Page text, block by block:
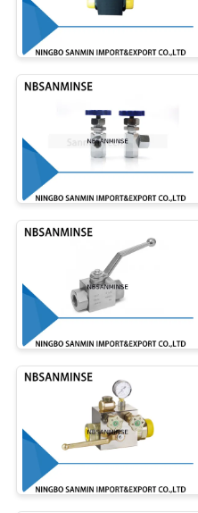
行
質
理
私
に
連
絡
な
空気の空
レーター
真鍮の電
フィルタ
ルブリケ